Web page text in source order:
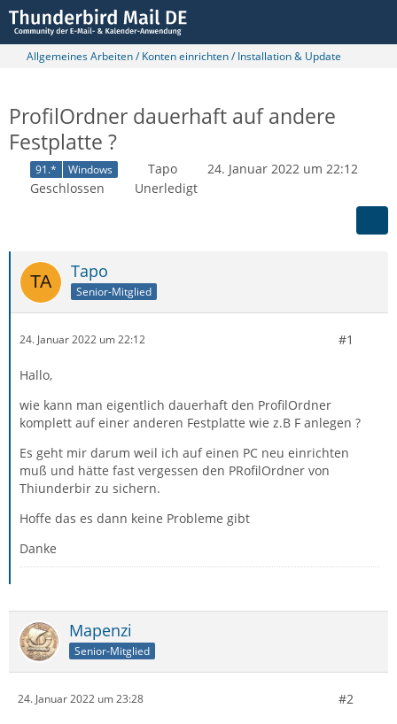
Allgemeines Arbeiten / Konten einrichten / Installation & Update
ProfilOrdner dauerhaft auf andere
Festplatte ?
91.* Windows Tapo
24. Januar 2022 um 22:12
Geschlossen
Unerledigt
Tapo
Senior-Mitglied
24. Januar 2022 um 22:12 #1
Hallo,
wie kann man eigentlich dauerhaft den ProfilOrdner
komplett auf einer anderen Festplatte wie z.B F anlegen ?
Es geht mir darum weil ich auf einen PC neu einrichten
muß und hätte fast vergessen den PRofilOrdner von
Thiunderbir zu sichern.
Hoffe das es dann keine Probleme gibt
Danke
Mapenzi
Senior-Mitglied
24. Januar 2022 um 23:28 #2